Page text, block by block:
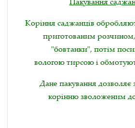
Коріння саджанців
приготованим розчином,
"бовтанки", потім
вологою тирсою і
Дане пакування дозволяє
корінню зволоженим